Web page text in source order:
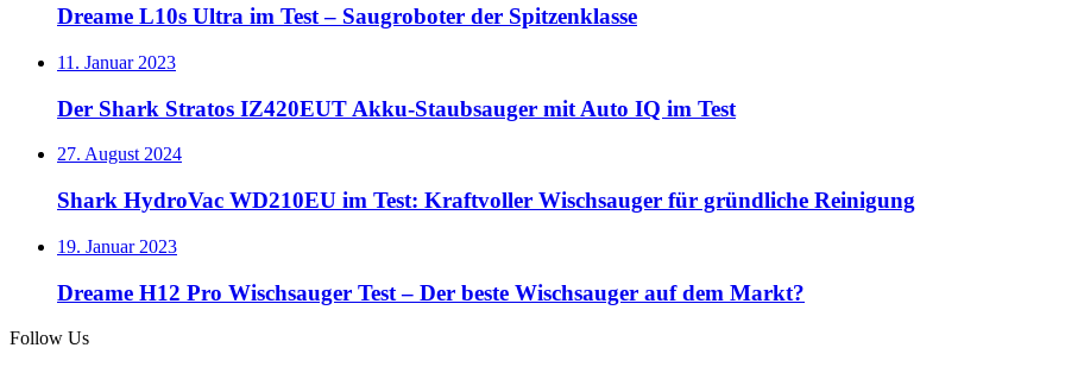
Dreame L10s Ultra im Test – Saugroboter der Spitzenklasse
11. Januar 2023
Der Shark Stratos IZ420EUT Akku-Staubsauger mit Auto IQ im Test
27. August 2024
Shark HydroVac WD210EU im Test: Kraftvoller Wischsauger für gründliche Reinigung
19. Januar 2023
Dreame H12 Pro Wischsauger Test – Der beste Wischsauger auf dem Markt?
Follow Us